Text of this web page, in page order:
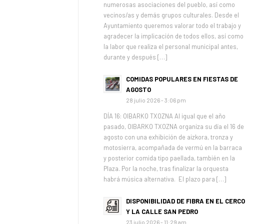
numerosas asociaciones del pueblo, así como
vecinos/as y demás grupos culturales. Desde el
Ayuntamiento queremos valorar todo el trabajo y
agradecer la implicación de todos ellos, así como
la labor que realiza el personal municipal antes,
durante y después […]
COMIDAS POPULARES EN FIESTAS DE
AGOSTO
28 julio 2026 - 3:06 pm
DÍA 16: OIBARKO TXOZNA Al igual que el año
pasado, OIBARKO TXOZNA organiza su día el 16 de
agosto con una exhibición de aizkora, tronza y
motosierra, acompañada de vermú en la barraca
y posterior comida tipo paellada, también en la
Plaza. Por la noche, tras finalizar la orquesta
habrá música alternativa. El plazo para […]
DISPONIBILIDAD DE FIBRA EN EL CERCO
Y LA CALLE SAN PEDRO
23 julio 2026 - 11:29 am